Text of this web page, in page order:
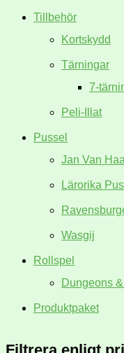
Tillbehör
Kortskydd
Tärningar
7-
Peli-Illat
Pussel
Jan Van
Lärorika
Wasgij
Rollspel
Dungeons
Produktpaket